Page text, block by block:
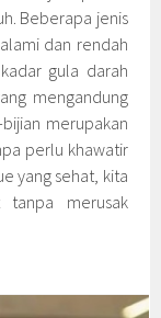
Beberapa jenis
dan rendah
gula darah
mengandung
merupakan
perlu khawatir
yang sehat, kita
merusak